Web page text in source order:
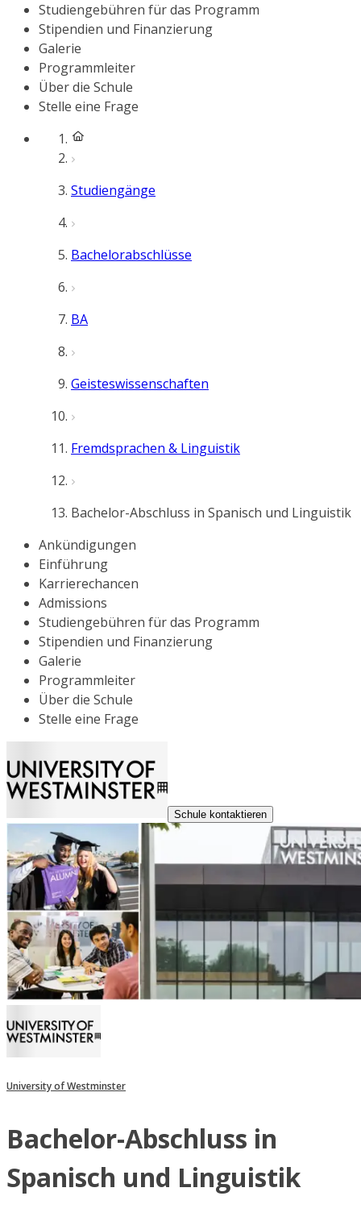
Studiengebühren für das Programm
Stipendien und Finanzierung
Galerie
Programmleiter
Über die Schule
Stelle eine Frage
Studiengänge
Bachelorabschlüsse
BA
Geisteswissenschaften
Fremdsprachen & Linguistik
Bachelor-Abschluss in Spanisch und Linguistik
Ankündigungen
Einführung
Karrierechancen
Admissions
Studiengebühren für das Programm
Stipendien und Finanzierung
Galerie
Programmleiter
Über die Schule
Stelle eine Frage
Schule kontaktieren
University of Westminster
Bachelor-Abschluss in
Spanisch und Linguistik